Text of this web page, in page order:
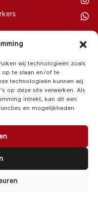
wij technologieën zoals
op te slaan en/of te
technologieën kunnen wij
op deze site verwerken. Als
intrekt, kan dit een
en mogelijkheden.
(EU)